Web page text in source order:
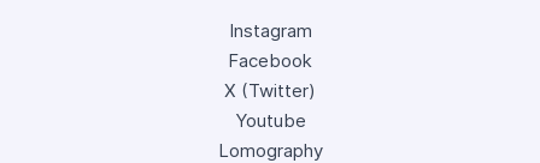
Instagram
Facebook
X (Twitter)
Youtube
Lomography